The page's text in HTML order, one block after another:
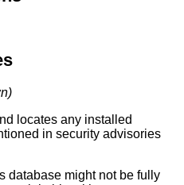
locates any installed
in security advisories
database might not be fully